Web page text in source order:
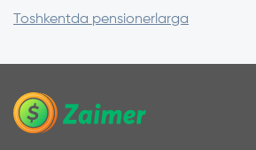
saqlaning
tekshiring
Toshkentda pensionerlarga